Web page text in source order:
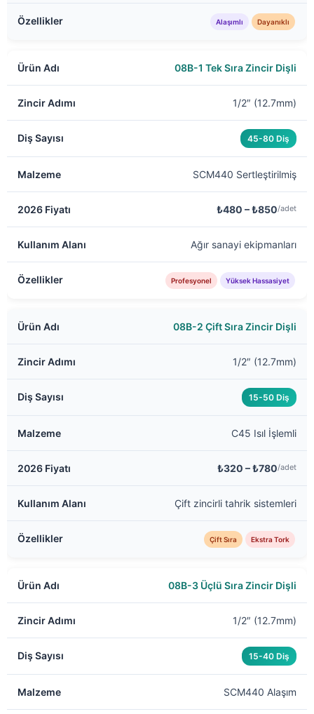
Alaşımlı Dayanıklı
08B-1 Tek Sıra Zincir Dişli
1/2″ (12.7mm)
45-80 Diş
SCM440 Sertleştirilmiş
₺480 – ₺850/adet
Ağır sanayi ekipmanları
Profesyonel Yüksek Hassasiyet
08B-2 Çift Sıra Zincir Dişli
1/2″ (12.7mm)
15-50 Diş
C45 Isıl İşlemli
₺320 – ₺780/adet
Çift zincirli tahrik sistemleri
Çift Sıra Ekstra Tork
08B-3 Üçlü Sıra Zincir Dişli
1/2″ (12.7mm)
15-40 Diş
SCM440 Alaşım